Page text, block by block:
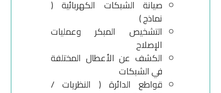
صيانة الشبكات الكهربائية (
نماذج )
التشخيص المبكر وعمليات
الإصلاح
الكشف عن الأعطال المختلفة
في الشبكات
قواطع الدائرة ( النظريات /